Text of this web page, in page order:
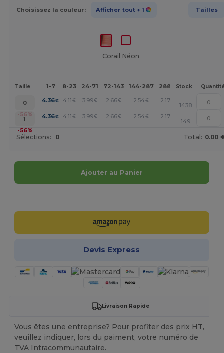
Choisissez la couleur: Afficher tout + 1 Tailles
Corail Néon
Taille 1-7 8-23 24-71 72-143 144-287 288 + Plus
Stock
0
-56%
4.36€ 4.11€ 3.99€ 2.66€ 2.54 € 2.17 +
1438
1
-56%
4.36€ 4.11€ 3.99€ 2.66€ 2.54 € 2.17 +
149
Sélections: 0 Total: 0.00
Ajouter au Panier
Devis Express
Livraison Rapide
Vous êtes une entreprise? Pour profiter des prix HT,
veuillez indiquer, lors du paiment, votre numéro de
TVA Intracommunautaire.